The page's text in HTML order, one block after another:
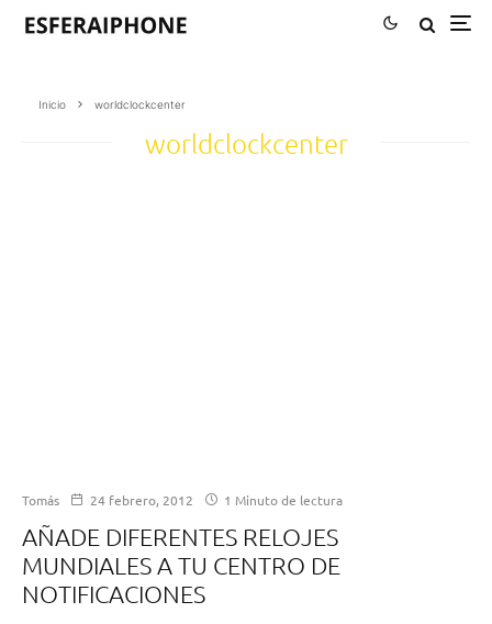
Inicio worldclockcenter
worldclockcenter
Tomás 24 febrero, 2012 1 Minuto de lectura
AÑADE DIFERENTES RELOJES
MUNDIALES A TU CENTRO DE
NOTIFICACIONES